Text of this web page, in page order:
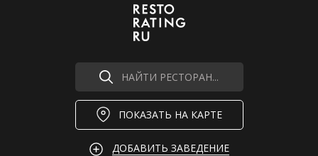
НАЙТИ РЕСТОРАН...
ПОКАЗАТЬ НА КАРТЕ
ДОБАВИТЬ ЗАВЕДЕНИЕ